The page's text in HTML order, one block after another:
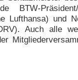
BTW-Präsident/
Lufthansa) und
Auch alle